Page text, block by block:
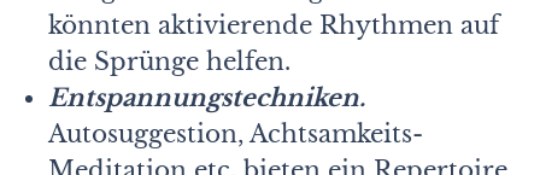
könnten aktivierende Rhythmen auf
die Sprünge helfen.
Entspannungstechniken.
Autosuggestion, Achtsamkeits-